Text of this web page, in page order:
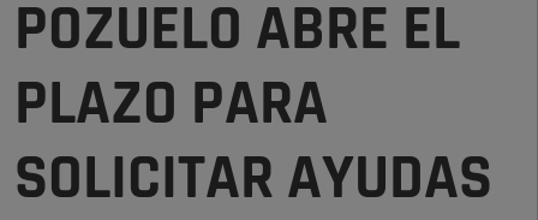
POZUELO ABRE EL
PLAZO PARA
SOLICITAR AYUDAS